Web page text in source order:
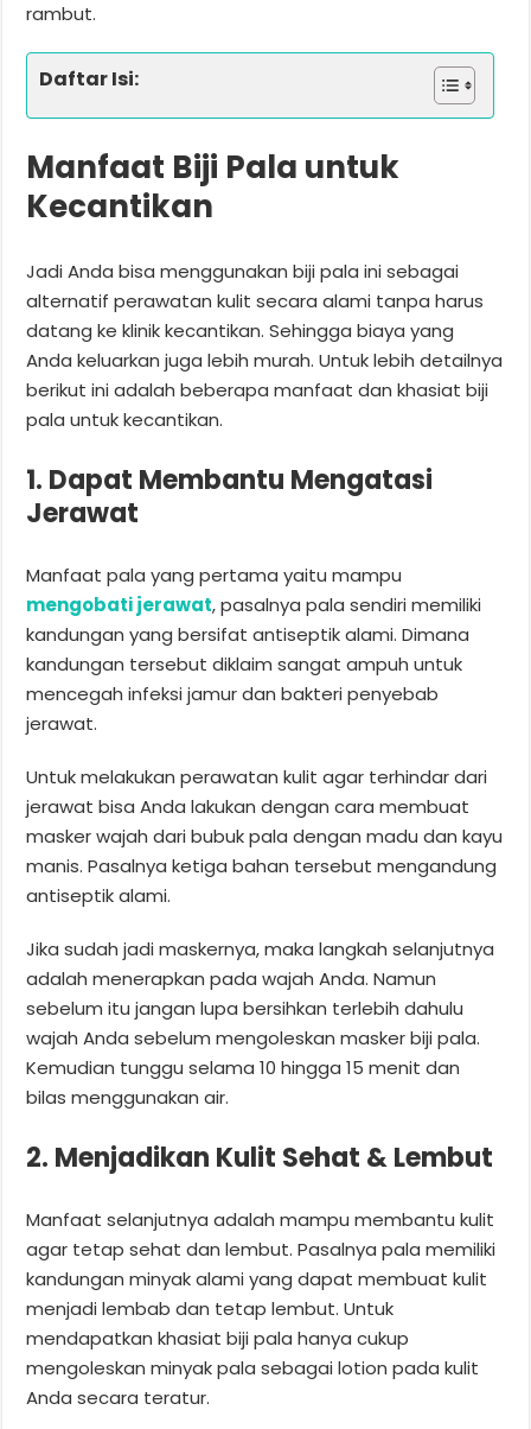
rambut.
Daftar Isi:
Manfaat Biji Pala untuk
Kecantikan
Jadi Anda bisa menggunakan biji pala ini sebagai
alternatif perawatan kulit secara alami tanpa harus
datang ke klinik kecantikan. Sehingga biaya yang
Anda keluarkan juga lebih murah. Untuk lebih detailnya
berikut ini adalah beberapa manfaat dan khasiat biji
pala untuk kecantikan.
1. Dapat Membantu Mengatasi
Jerawat
Manfaat pala yang pertama yaitu mampu
mengobati jerawat, pasalnya pala sendiri memiliki
kandungan yang bersifat antiseptik alami. Dimana
kandungan tersebut diklaim sangat ampuh untuk
mencegah infeksi jamur dan bakteri penyebab
jerawat.
Untuk melakukan perawatan kulit agar terhindar dari
jerawat bisa Anda lakukan dengan cara membuat
masker wajah dari bubuk pala dengan madu dan kayu
manis. Pasalnya ketiga bahan tersebut mengandung
antiseptik alami.
Jika sudah jadi maskernya, maka langkah selanjutnya
adalah menerapkan pada wajah Anda. Namun
sebelum itu jangan lupa bersihkan terlebih dahulu
wajah Anda sebelum mengoleskan masker biji pala.
Kemudian tunggu selama 10 hingga 15 menit dan
bilas menggunakan air.
2. Menjadikan Kulit Sehat & Lembut
Manfaat selanjutnya adalah mampu membantu kulit
agar tetap sehat dan lembut. Pasalnya pala memiliki
kandungan minyak alami yang dapat membuat kulit
menjadi lembab dan tetap lembut. Untuk
mendapatkan khasiat biji pala hanya cukup
mengoleskan minyak pala sebagai lotion pada kulit
Anda secara teratur.